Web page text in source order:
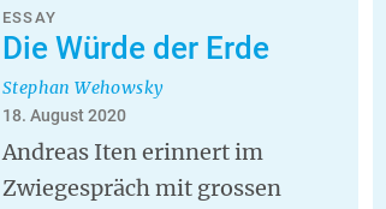
ESSAY
Die Würde der Erde
Stephan Wehowsky
18. August 2020
Andreas Iten erinnert im
Zwiegespräch mit grossen